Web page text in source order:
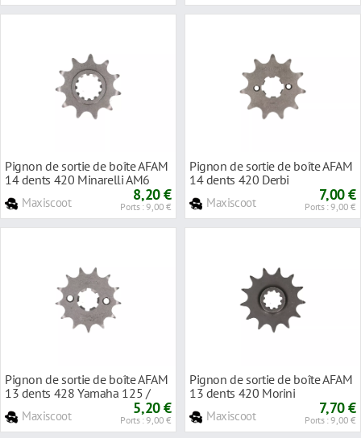
Pignon de sortie de boîte AFAM
14 dents 420 Minarelli AM6
Maxiscoot 8,20 €
Ports : 9,00 €
Pignon de sortie de boîte AFAM
14 dents 420 Derbi
Maxiscoot 7,00 €
Ports : 9,00 €
Pignon de sortie de boîte AFAM
13 dents 428 Yamaha 125 /
Beta 125 / HM 125 / Rieju 125
Maxiscoot 5,20 €
Ports : 9,00 €
Pignon de sortie de boîte AFAM
13 dents 420 Morini
Maxiscoot 7,70 €
Ports : 9,00 €